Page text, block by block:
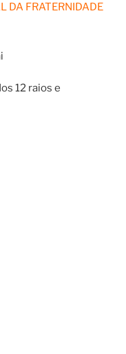
DA FRATERNIDADE
12 raios e